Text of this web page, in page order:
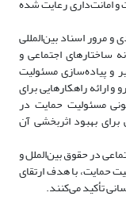
و امانت‌داری رعایت شده
و مرور اسناد بین‌المللی
ساختارهای اجتماعی و
و پیاده‌سازی مسئولیت
ارائه راهکارهایی برای
مسئولیت حمایت در
برای بهبود اثربخشی آن
در حقوق بین‌الملل و
حمایت، با هدف ارتقای
تأکید می‌کنند.